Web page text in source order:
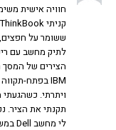
חוויה אישית
ששומר על
לתיק מחשב עם
הצירים של המסך
ויתרתי.
תקנתי את הציר.